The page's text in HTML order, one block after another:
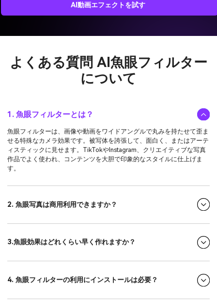
AI動画エフェクトを試す
よくある質問 AI魚眼フィルター
について
1. 魚眼フィルターとは？
魚眼フィルターは、画像や動画をワイドアングルで丸みを持たせて歪ま
せる特殊なカメラ効果です。被写体を誇張して、面白く、またはアーテ
ィスティックに見せます。TikTokやInstagram、クリエイティブな写真
作品でよく使われ、コンテンツを大胆で印象的なスタイルに仕上げま
す。
2. 魚眼写真は商用利用できますか？
3.魚眼効果はどれくらい早く作れますか？
4. 魚眼フィルターの利用にインストールは必要？